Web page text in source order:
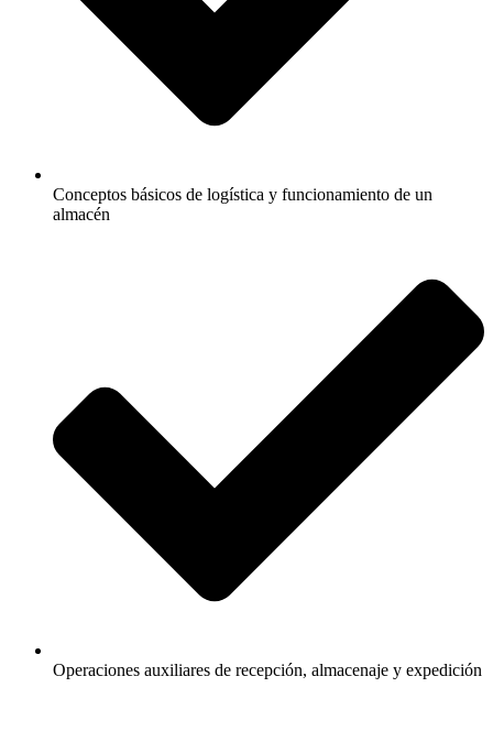
Conceptos básicos de logística y funcionamiento de un
almacén
Operaciones auxiliares de recepción, almacenaje y expedición